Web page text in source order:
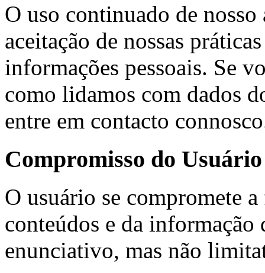
O uso continuado de
aceitação de nossas
informações pessoais. Se
como lidamos com dados
entre em contacto
Compromisso do Usuário
O usuário se compromete
conteúdos e da informação
enunciativo, mas não